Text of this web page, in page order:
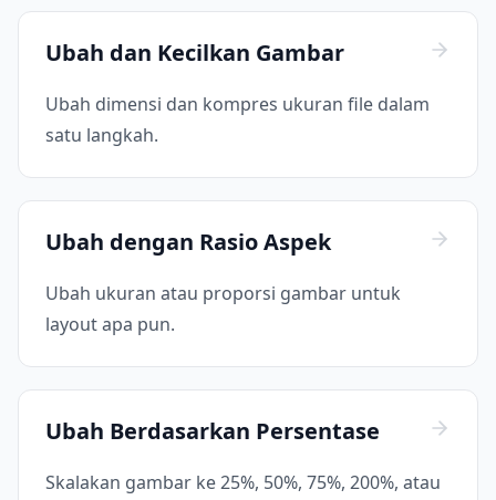
Ubah dan Kecilkan Gambar
Ubah dimensi dan kompres ukuran file dalam
satu langkah.
Ubah dengan Rasio Aspek
Ubah ukuran atau proporsi gambar untuk
layout apa pun.
Ubah Berdasarkan Persentase
Skalakan gambar ke 25%, 50%, 75%, 200%, atau